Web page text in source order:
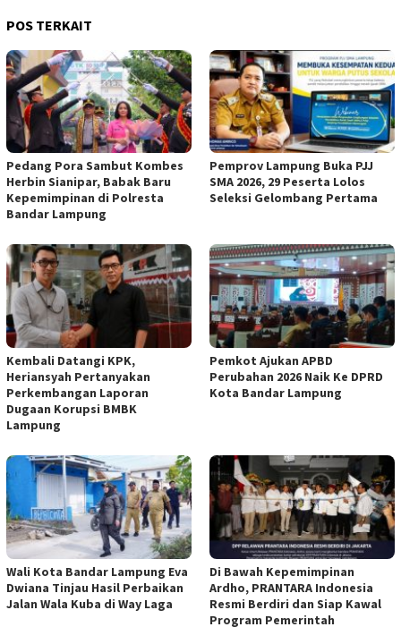
POS TERKAIT
Pedang Pora Sambut Kombes
Herbin Sianipar, Babak Baru
Kepemimpinan di Polresta
Bandar Lampung
Pemprov Lampung Buka PJJ
SMA 2026, 29 Peserta Lolos
Seleksi Gelombang Pertama
Kembali Datangi KPK,
Heriansyah Pertanyakan
Perkembangan Laporan
Dugaan Korupsi BMBK
Lampung
Pemkot Ajukan APBD
Perubahan 2026 Naik Ke DPRD
Kota Bandar Lampung
Wali Kota Bandar Lampung Eva
Dwiana Tinjau Hasil Perbaikan
Jalan Wala Kuba di Way Laga
Di Bawah Kepemimpinan
Ardho, PRANTARA Indonesia
Resmi Berdiri dan Siap Kawal
Program Pemerintah